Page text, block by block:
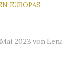
EUROPAS
Mai 2023 von